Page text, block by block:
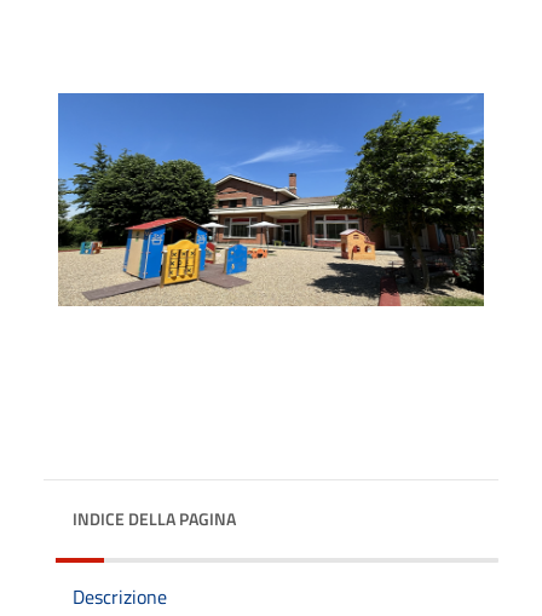
INDICE DELLA PAGINA
Descrizione